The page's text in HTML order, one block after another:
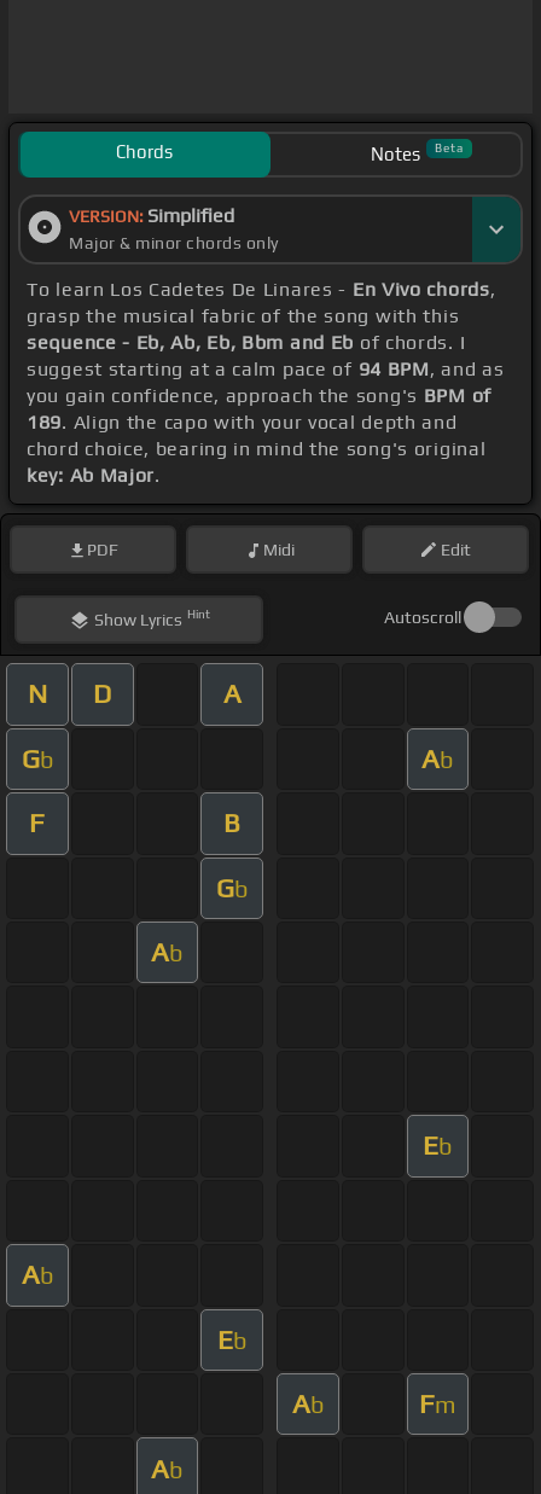
Chords Notes Beta
VERSION: Simplified
Major & minor chords only
To learn Los Cadetes De Linares - En Vivo chords,
grasp the musical fabric of the song with this
sequence - Eb, Ab, Eb, Bbm and Eb of chords. I
suggest starting at a calm pace of 94 BPM, and as
you gain confidence, approach the song's BPM of
189. Align the capo with your vocal depth and
chord choice, bearing in mind the song's original
key: Ab Major.
PDF Midi Edit
ShowLyrics Hint Autoscroll
N D A
Gb Ab
F B
Gb
Ab
Eb
Ab
Eb
Ab Fm
Ab